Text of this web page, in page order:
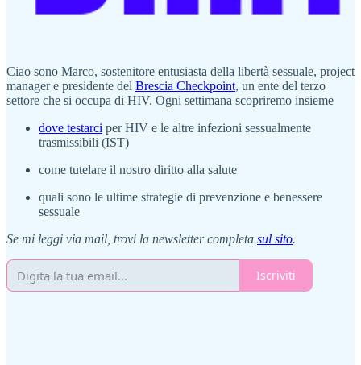
Ciao sono Marco, sostenitore entusiasta della libertà sessuale, project
manager e presidente del Brescia Checkpoint, un ente del terzo
settore che si occupa di HIV. Ogni settimana scopriremo insieme
dove testarci per HIV e le altre infezioni sessualmente
trasmissibili (IST)
come tutelare il nostro diritto alla salute
quali sono le ultime strategie di prevenzione e benessere
sessuale
Se mi leggi via mail, trovi la newsletter completa sul sito.
Iscriviti